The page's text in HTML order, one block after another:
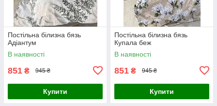
Постільна білизна бязь
Адіантум
В наявності
851 ₴ 945 ₴
Купити
Постільна білизна бязь
Купала беж
В наявності
851 ₴ 945 ₴
Купити